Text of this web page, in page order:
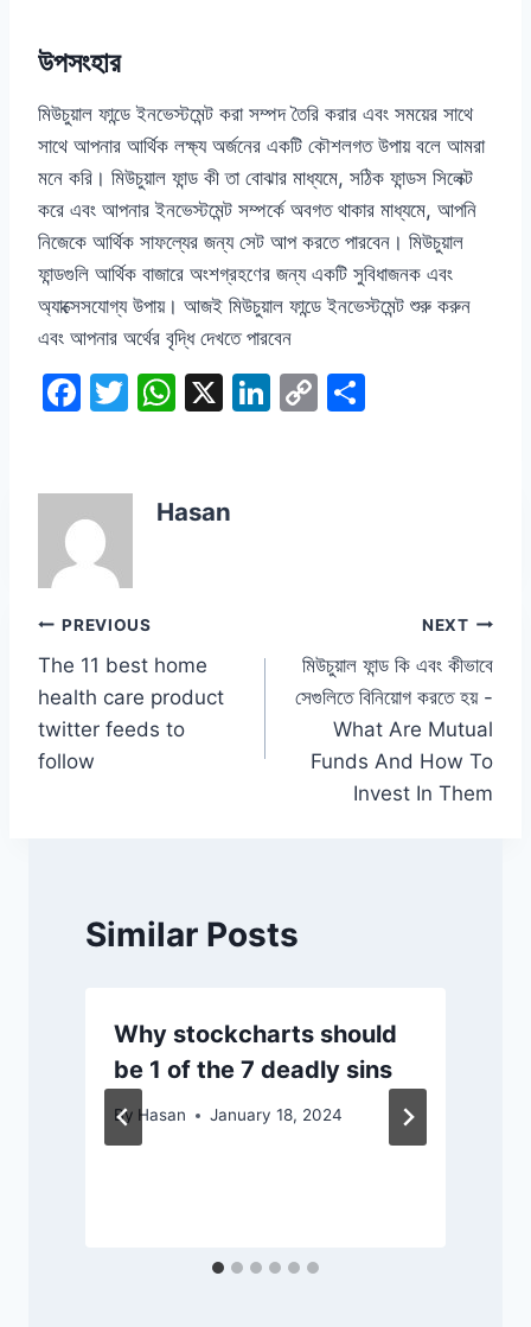
উপসংহার
মিউচুয়াল ফান্ডে ইনভেস্টমেন্ট করা সম্পদ তৈরি করার এবং সময়ের সাথে
সাথে আপনার আর্থিক লক্ষ্য অর্জনের একটি কৌশলগত উপায় বলে আমরা
মনে করি। মিউচুয়াল ফান্ড কী তা বোঝার মাধ্যমে, সঠিক ফান্ডস সিলেক্ট
করে এবং আপনার ইনভেস্টমেন্ট সম্পর্কে অবগত থাকার মাধ্যমে, আপনি
নিজেকে আর্থিক সাফল্যের জন্য সেট আপ করতে পারবেন। মিউচুয়াল
ফান্ডগুলি আর্থিক বাজারে অংশগ্রহণের জন্য একটি সুবিধাজনক এবং
অ্যাক্সেসযোগ্য উপায়। আজই মিউচুয়াল ফান্ডে ইনভেস্টমেন্ট শুরু করুন
এবং আপনার অর্থের বৃদ্ধি দেখতে পারবেন
F
e
b
o
o
k
T
er
W
s
X
Li C
Hasan
Post
navigation
PREVIOUS
The 11 best home
health care product
twitter feeds to
follow
NEXT
মিউচুয়াল ফান্ড কি এবং কীভাবে
সেগুলিতে বিনিয়োগ করতে হয় -
What Are Mutual
Funds And How To
Invest In Them
Similar Posts
Why stockcharts should
be 1 of the 7 deadly sins
By Hasan January 18, 2024